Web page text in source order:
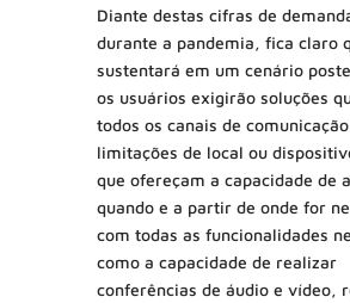
Diante destas cifras de
durante a pandemia, fica claro
sustentará em um cenário
os usuários exigirão soluções
todos os canais de
limitações de local ou
que ofereçam a capacidade de
quando e a partir de onde for
com todas as funcionalidades
como a capacidade de realizar
conferências de áudio e vídeo,